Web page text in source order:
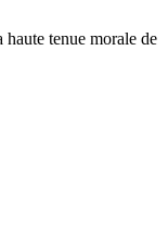
tenue morale de